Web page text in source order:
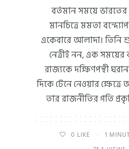
বর্তমান সময়ে
মানচিত্রে মমতা
একেবারে আলাদা। তিনি
নেত্রীই নন, এক সময়ের
রাজ্যকে দক্ষিণপন্থী
দিকে টেনে নেওয়ার
তার রাজনীতির গতি
0 LIKE
1